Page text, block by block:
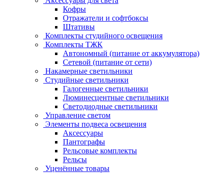
Кофры
Отражатели и софтбоксы
Штативы
Комплекты студийного освещения
Комплекты ТЖК
Автономный (питание от аккумулятора)
Сетевой (питание от сети)
Накамерные светильники
Студийные светильники
Галогенные светильники
Люминесцентные светильники
Светодиодные светильники
Управление светом
Элементы подвеса освещения
Аксессуары
Пантографы
Рельсовые комплекты
Рельсы
Уценённые товары